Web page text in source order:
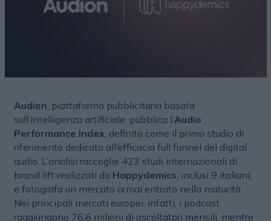
Audion, piattaforma pubblicitaria basata
sull’intelligenza artificiale, pubblica l’Audio
Performance Index, definito come il primo studio di
riferimento dedicato all’efficacia full funnel del digital
audio. L’analisi raccoglie 423 studi internazionali di
brand lift realizzati da Happydemics, inclusi 9 italiani,
e fotografa un mercato ormai entrato nella maturità.
Nei principali mercati europei, infatti, i podcast
raggiungono 76,6 milioni di ascoltatori mensili, mentre